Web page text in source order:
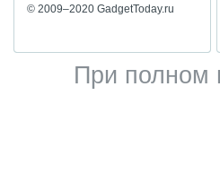
© 2009–2020 GadgetToday.ru
При полном